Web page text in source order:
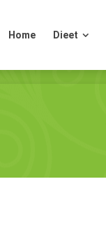
Home Dieet